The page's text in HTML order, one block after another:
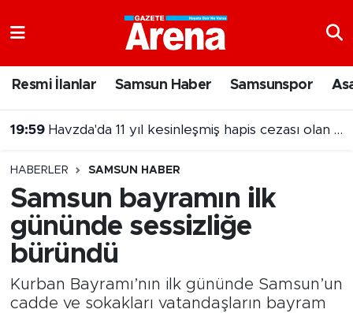
Resmi İlanlar Samsun Haber Samsunspor
18:40 Samsun'a gelmek için yola çıkan bisikletliye otomobil çarptı
HABERLER SAMSUN HABER
Samsun bayramın ilk
gününde sessizliğe
büründü
Kurban Bayramı’nın ilk gününde Samsun’un
cadde ve sokakları vatandaşların bayram
Samsun Namaz Vakitleri
Süper Lig Puan Durumu ve Fikstür
Tüm Manşetler
Son Dakika Haberleri